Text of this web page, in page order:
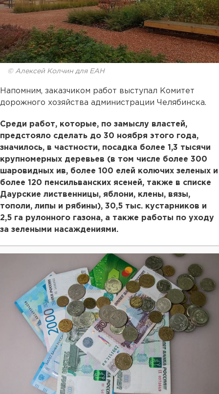
© Алексей Колчин для ЕАН
Напомним, заказчиком работ выступал Комитет
дорожного хозяйства администрации Челябинска.
Среди работ, которые, по замыслу властей,
предстояло сделать до 30 ноября этого года,
значилось, в частности, посадка более 1,3 тысячи
крупномерных деревьев (в том числе более 300
шаровидных ив, более 100 елей колючих зеленых и
более 120 пенсильванских ясеней, также в списке
Даурские лиственницы, яблони, клены, вязы,
тополи, липы и рябины), 30,5 тыс. кустарников и
2,5 га рулонного газона, а также работы по уходу
за зелеными насаждениями.